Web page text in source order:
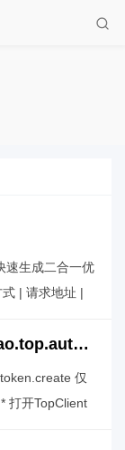
速生成二合一优
| 请求地址 |
淘宝sdk报错Invalid method:taobao.top.auth.token.create 仅支持https调用
仅
打开TopClient